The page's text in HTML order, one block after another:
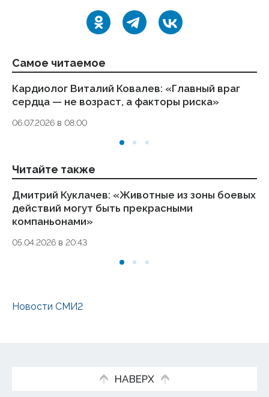
Самое читаемое
Кардиолог Виталий Ковалев: «Главный враг
сердца — не возраст, а факторы риска»
06.07.2026 в 08:00
Читайте также
Дмитрий Куклачев: «Животные из зоны боевых
действий могут быть прекрасными
компаньонами»
05.04.2026 в 20:43
Новости СМИ2
НАВЕРХ